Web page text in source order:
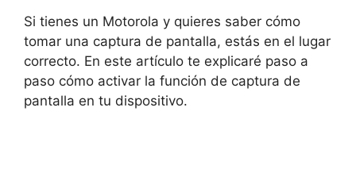
Si tienes un Motorola y quieres saber cómo
tomar una captura de pantalla, estás en el lugar
correcto. En este artículo te explicaré paso a
paso cómo activar la función de captura de
pantalla en tu dispositivo.